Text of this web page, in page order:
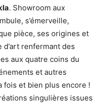
. Showroom aux
s’émerveille,
pièce, ses origines et
renfermant des
aux quatre coins du
et autres
fois et bien plus encore !
singulières issues